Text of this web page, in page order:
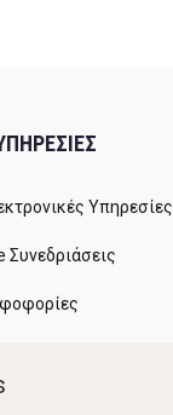
Υπηρεσίες
Συνεδριάσεις